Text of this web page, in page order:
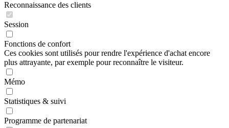
Reconnaissance des clients
Session
Fonctions de confort
Ces cookies sont utilisés pour rendre l'expérience d'achat encore
plus attrayante, par exemple pour reconnaître le visiteur.
Mémo
Statistiques & suivi
Programme de partenariat